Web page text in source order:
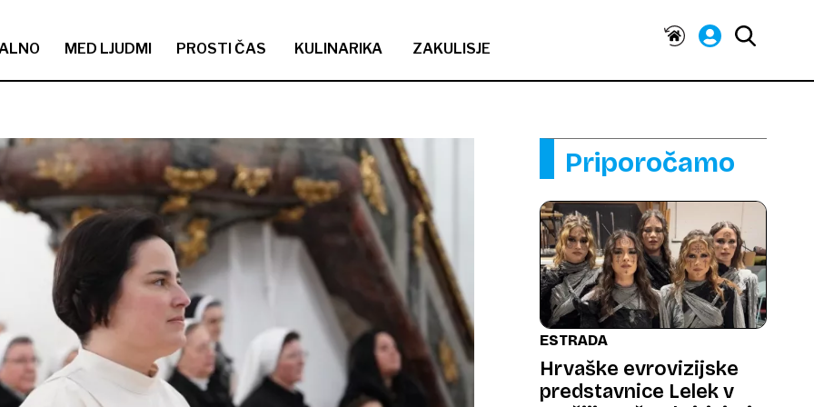
MED LJUDMI PROSTI ČAS KULINARIKA ZAKULISJE
Priporočamo
ESTRADA
Hrvaške evrovizijske
predstavnice Lelek v